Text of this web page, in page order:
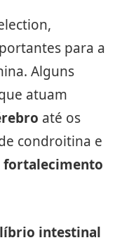
para a
Alguns
atuam
até os
condroitina e
fortalecimento
intestinal